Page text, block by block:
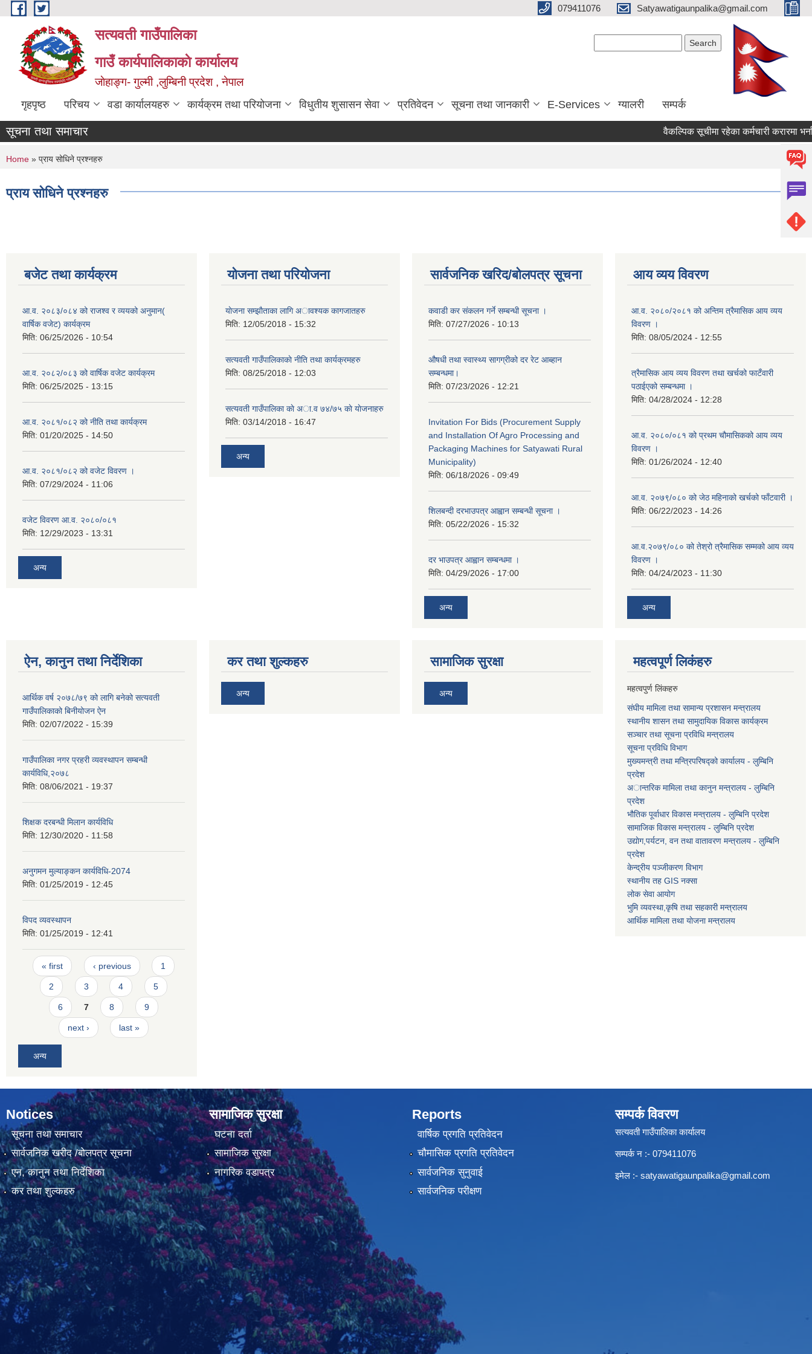
Skip to main content 079411076 Satyawatigaunpalika@gmail.com
सत्यवती गाउँपालिका
गाउँ कार्यपालिकाकाे कार्यालय
जाेहाङ्ग- गुल्मी ,लुम्बिनी प्रदेश , नेपाल
गृहपृष्ठ परिचय वडा कार्यालयहरु कार्यक्रम तथा परियोजना विधुतीय शुसासन सेवा प्रतिवेदन सूचना तथा जानकारी E-Services ग्यालरी सम्पर्क
सूचना तथा समाचार वैकल्पिक सूचीमा रहेका कर्मचारी करारमा भर्ना
You are here
Home » प्राय सोधिने प्रश्नहरु
प्राय सोधिने प्रश्नहरु
बजेट तथा कार्यक्रम
आ.व. २०८३/०८४ को राजश्व र व्ययको अनुमान(
वार्षिक वजेट) कार्यक्रम
मिति: 06/25/2026 - 10:54
आ.व. २०८२/०८३ को वार्षिक वजेट कार्यक्रम
मिति: 06/25/2025 - 13:15
आ.व. २०८१/०८२ को नीति तथा कार्यक्रम
मिति: 01/20/2025 - 14:50
आ.व. २०८१/०८२ को वजेट विवरण ।
मिति: 07/29/2024 - 11:06
वजेट विवरण आ.व. २०८०/०८१
मिति: 12/29/2023 - 13:31
अन्य
योजना तथा परियोजना
याेजना सम्झाैताका लागि अावश्यक कागजातहरु
मिति: 12/05/2018 - 15:32
सत्यवती गाउँपालिकाकाे नीति तथा कार्यक्रमहरु
मिति: 08/25/2018 - 12:03
सत्यवती गाउँपालिका काे अा‍.व ७४/७५ काे याेजनाहरु
मिति: 03/14/2018 - 16:47
अन्य
सार्वजनिक खरिद/बोलपत्र सूचना
कवाडी कर संकलन गर्ने सम्बन्धी सूचना ।
मिति: 07/27/2026 - 10:13
औषधी तथा स्वास्थ्य सागग्रीको दर रेट आब्हान
सम्बन्धमा।
मिति: 07/23/2026 - 12:21
Invitation For Bids (Procurement Supply
and Installation Of Agro Processing and
Packaging Machines for Satyawati Rural
Municipality)
मिति: 06/18/2026 - 09:49
शिलबन्दी दरभाउपत्र आह्वान सम्बन्धी सूचना ।
मिति: 05/22/2026 - 15:32
दर भाउपत्र आह्वान सम्बन्धमा ।
मिति: 04/29/2026 - 17:00
अन्य
आय व्यय विवरण
आ.व. २०८०/२०८१ को अन्तिम त्रैमासिक आय व्यय
विवरण ।
मिति: 08/05/2024 - 12:55
त्रैमासिक आय व्यय विवरण तथा खर्चको फाटँवारी
पठाईएको सम्बन्धमा ।
मिति: 04/28/2024 - 12:28
आ.व. २०८०/०८१ को प्रथम चौमासिकको आय व्यय
विवरण ।
मिति: 01/26/2024 - 12:40
आ.व. २०७९/०८० को जेठ महिनाको खर्चको फाँटवारी ।
मिति: 06/22/2023 - 14:26
आ.व.२०७९/०८० को तेश्रो त्रैमासिक सम्मको आय व्यय
विवरण ।
मिति: 04/24/2023 - 11:30
अन्य
ऐन, कानुन तथा निर्देशिका
आर्थिक वर्ष २०७८/७९ को लागि बनेको सत्यवती
गाउँपालिकाको बिनीयोजन ऐन
मिति: 02/07/2022 - 15:39
गाउँपालिका नगर प्रहरी व्यवस्थापन सम्बन्धी
कार्यविधि,२०७८
मिति: 08/06/2021 - 19:37
शिक्षक दरबन्धी मिलान कार्यविधि
मिति: 12/30/2020 - 11:58
अनुगमन मुल्याङ्कन कार्यविधि-2074
मिति: 01/25/2019 - 12:45
विपद व्यवस्थापन
मिति: 01/25/2019 - 12:41
Pages
« first ‹ previous 1
2 3 4 5
6 7 8 9
next › last »
अन्य
कर तथा शुल्कहरु
अन्य
सामाजिक सुरक्षा
अन्य
महत्वपूर्ण लि‌कंंहरु
महत्वपुर्ण लिंकहरु
संघीय मामिला तथा सामान्य प्रशासन मन्त्रालय
स्थानीय शासन तथा सामुदायिक विकास कार्यक्रम
सञ्चार तथा सूचना प्रविधि मन्त्रालय
सूचना प्रविधि विभाग
मुख्यमन्त्री तथा मन्त्रिपरिषद्को कार्यालय - लुम्बिनि
प्रदेश
अान्तरिक मामिला तथा कानुन मन्त्रालय - लुम्बिनि
प्रदेश
भौतिक पूर्वाधार विकास मन्त्रालय - लुम्बिनि प्रदेश
सामाजिक विकास मन्त्रालय - लुम्बिनि प्रदेश
उद्याेग,पर्यटन, वन तथा वातावरण मन्त्रालय - लुम्बिनि
प्रदेश
केन्द्रीय पञ्जीकरण विभाग
स्थानीय तह GIS नक्सा
लोक सेवा आयोग
भुमि व्यवस्था,कृषि तथा सहकारी मन्त्रालय
आर्थिक मामिला तथा याेजना मन्त्रालय
Notices
सूचना तथा समाचार
सार्वजनिक खरीद /बोलपत्र सूचना
एन, कानुन तथा निर्देशिका
कर तथा शुल्कहरु
सामाजिक सुरक्षा
घटना दर्ता
सामाजिक सुरक्षा
नागरिक वडापत्र
Reports
वार्षिक प्रगति प्रतिवेदन
चौमासिक प्रगति प्रतिवेदन
सार्वजनिक सुनुवाई
सार्वजनिक परीक्षण
सम्पर्क विवरण
सत्यवती गाउँपालिका कार्यालय
सम्पर्क न‌ :- 079411076
इमेल :- satyawatigaunpalika@gmail.com